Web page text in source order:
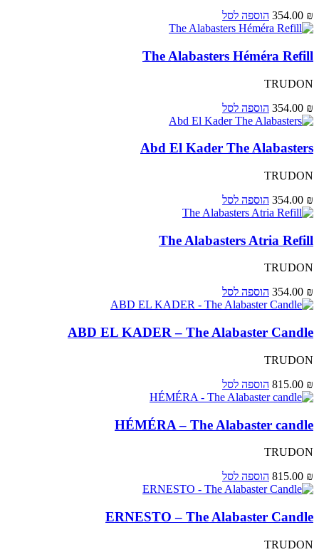
354.00 ₪ הוספה לסל
The Alabasters Héméra Refill
TRUDON
354.00 ₪ הוספה לסל
Abd El Kader The Alabasters
TRUDON
354.00 ₪ הוספה לסל
The Alabasters Atria Refill
TRUDON
354.00 ₪ הוספה לסל
ABD EL KADER – The Alabaster Candle
TRUDON
815.00 ₪ הוספה לסל
HÉMÉRA – The Alabaster candle
TRUDON
815.00 ₪ הוספה לסל
ERNESTO – The Alabaster Candle
TRUDON